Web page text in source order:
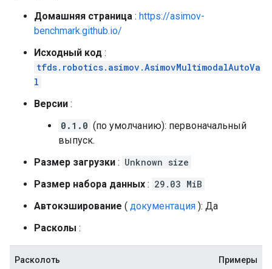
Домашняя страница : https://asimov-
benchmark.github.io/
Исходный код :
tfds.robotics.asimov.AsimovMultimodalAutoVa
l
Версии :
0.1.0 (по умолчанию): первоначальный
выпуск.
Размер загрузки : Unknown size
Размер набора данных : 29.03 MiB
Автокэширование ( документация ): Да
Расколы :
Расколоть Примеры